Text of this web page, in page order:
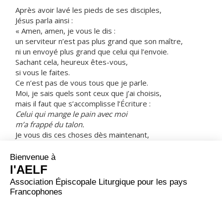
Après avoir lavé les pieds de ses disciples,
Jésus parla ainsi :
« Amen, amen, je vous le dis :
un serviteur n’est pas plus grand que son maître,
ni un envoyé plus grand que celui qui l’envoie.
Sachant cela, heureux êtes-vous,
si vous le faites.
Ce n’est pas de vous tous que je parle.
Moi, je sais quels sont ceux que j’ai choisis,
mais il faut que s’accomplisse l’Écriture :
Celui qui mange le pain avec moi
m’a frappé du talon.
Je vous dis ces choses dès maintenant,
ainsi, lorsqu’elles arriveront,
vous croirez que moi, JE SUIS.
Amen, amen, je vous le dis :
si quelqu’un reçoit celui que j’envoie, il me reçoit moi-
même ;